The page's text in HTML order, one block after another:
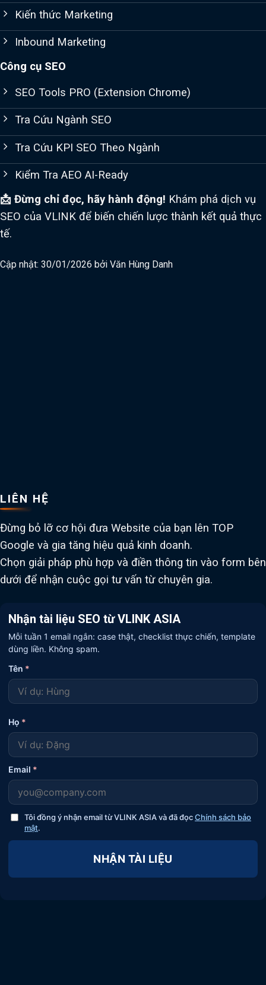
Kiến thức Marketing
Inbound Marketing
Công cụ SEO
SEO Tools PRO (Extension Chrome)
Tra Cứu Ngành SEO
Tra Cứu KPI SEO Theo Ngành
Kiểm Tra AEO AI-Ready
📩 Đừng chỉ đọc, hãy hành động! Khám phá dịch vụ
SEO của VLINK để biến chiến lược thành kết quả thực
tế.
Cập nhật: 30/01/2026 bởi Văn Hùng Danh
LIÊN HỆ
Đừng bỏ lỡ cơ hội đưa Website của bạn lên TOP
Google và gia tăng hiệu quả kinh doanh.
Chọn giải pháp phù hợp và điền thông tin vào form bên
dưới để nhận cuộc gọi tư vấn từ chuyên gia.
Nhận tài liệu SEO từ VLINK ASIA
Mỗi tuần 1 email ngắn: case thật, checklist thực chiến, template
dùng liền. Không spam.
Tên *
Họ *
Email *
Tôi đồng ý nhận email từ VLINK ASIA và đã đọcChính sách bảo
mật.
NHẬN TÀI LIỆU